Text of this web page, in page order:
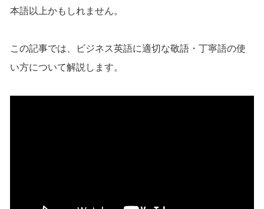
本語以上かもしれません。
この記事では、ビジネス英語に適切な敬語・丁寧語の使
い方について解説します。